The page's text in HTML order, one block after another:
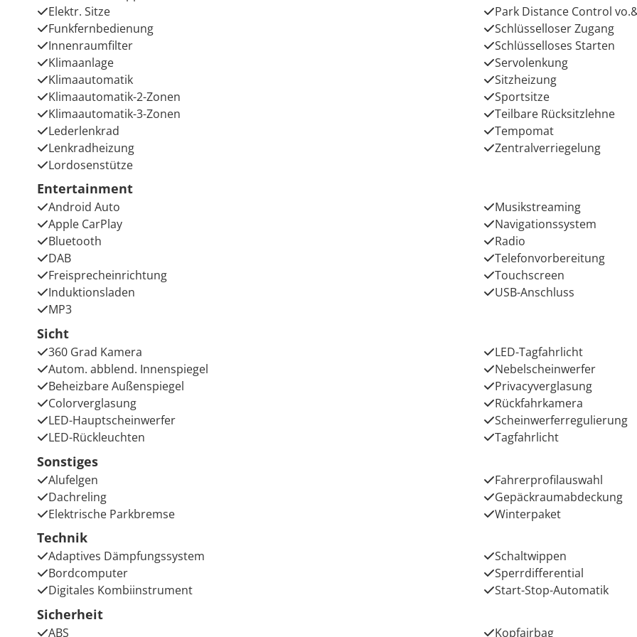
Elektr. Sitze
Funkfernbedienung
Innenraumfilter
Klimaanlage
Klimaautomatik
Klimaautomatik-2-Zonen
Klimaautomatik-3-Zonen
Lederlenkrad
Lenkradheizung
Lordosenstütze
Park Distance Control
Schlüsselloser Zugang
Schlüsselloses Starten
Servolenkung
Sitzheizung
Sportsitze
Teilbare Rücksitzlehne
Tempomat
Zentralverriegelung
Entertainment
Android Auto
Apple CarPlay
Bluetooth
DAB
Freisprecheinrichtung
Induktionsladen
MP3
Musikstreaming
Navigationssystem
Radio
Telefonvorbereitung
Touchscreen
USB-Anschluss
Sicht
360 Grad Kamera
Autom. abblend. Innenspiegel
Beheizbare Außenspiegel
Colorverglasung
LED-Hauptscheinwerfer
LED-Rückleuchten
LED-Tagfahrlicht
Nebelscheinwerfer
Privacyverglasung
Rückfahrkamera
Scheinwerferregulierung
Tagfahrlicht
Sonstiges
Alufelgen
Dachreling
Elektrische Parkbremse
Fahrerprofilauswahl
Gepäckraumabdeckung
Winterpaket
Technik
Adaptives Dämpfungssystem
Bordcomputer
Digitales Kombiinstrument
Schaltwippen
Sperrdifferential
Start-Stop-Automatik
Sicherheit
ABS Kopfairbag